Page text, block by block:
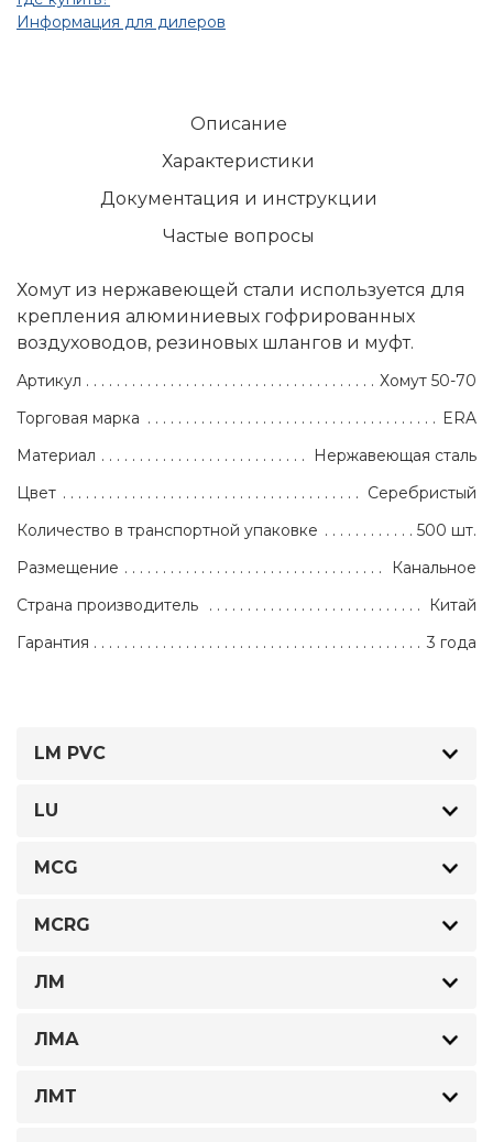
Информация для дилеров
Описание
Характеристики
Документация и инструкции
Частые вопросы
Хомут из нержавеющей стали используется для
крепления алюминиевых гофрированных
воздуховодов, резиновых шлангов и муфт.
Артикул
Хомут 50-70
Торговая марка
ERA
Материал
Нержавеющая сталь
Цвет
Серебристый
Количество в транспортной упаковке
500 шт.
Размещение
Канальное
Страна производитель
Китай
Гарантия
3 года
LM PVC
LU
MCG
MCRG
ЛМ
ЛМА
ЛМТ